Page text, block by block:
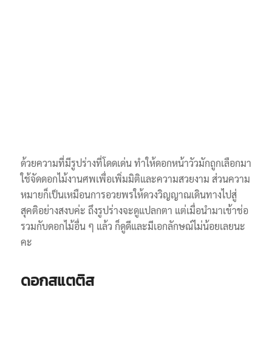
ด้วยความที่มีรูปร่างที่โดดเด่น ทำให้ดอกหน้าวัวมักถูกเลือกมา
ใช้จัดดอกไม้งานศพเพื่อเพิ่มมิติและความสวยงาม ส่วนความ
หมายก็เป็นเหมือนการอวยพรให้ดวงวิญญาณเดินทางไปสู่
สุคติอย่างสงบค่ะ ถึงรูปร่างจะดูแปลกตา แต่เมื่อนำมาเข้าช่อ
รวมกับดอกไม้อื่น ๆ แล้ว ก็ดูดีและมีเอกลักษณ์ไม่น้อยเลยนะ
คะ
ดอกสแตติส